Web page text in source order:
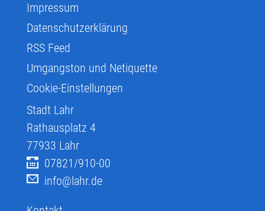
Impressum
Datenschutzerklärung
RSS Feed
Umgangston und Netiquette
Cookie-Einstellungen
Stadt Lahr
Rathausplatz 4
77933 Lahr
07821/910-00
info@lahr.de